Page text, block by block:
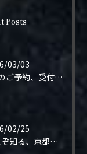
Posts
03/03
【4月のご予約、受付開始しました】
02/25
知る人ぞ知る、京都の隠れ家。